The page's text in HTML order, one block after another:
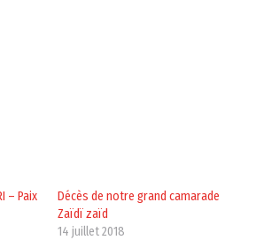
– Paix
Décès de notre grand camarade
Zaïdï zaïd
14 juillet 2018